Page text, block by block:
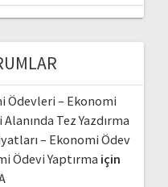
Ödevleri – Ekonomi
Tez Yazdırma
– Ekonomi Ödev
Ödevi Yaptırma için